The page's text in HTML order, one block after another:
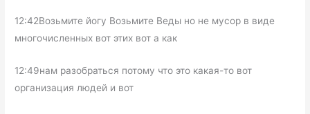
12:42Возьмите йогу Возьмите Веды но не мусор в виде
многочисленных вот этих вот а как
12:49нам разобраться потому что это какая-то вот
организация людей и вот